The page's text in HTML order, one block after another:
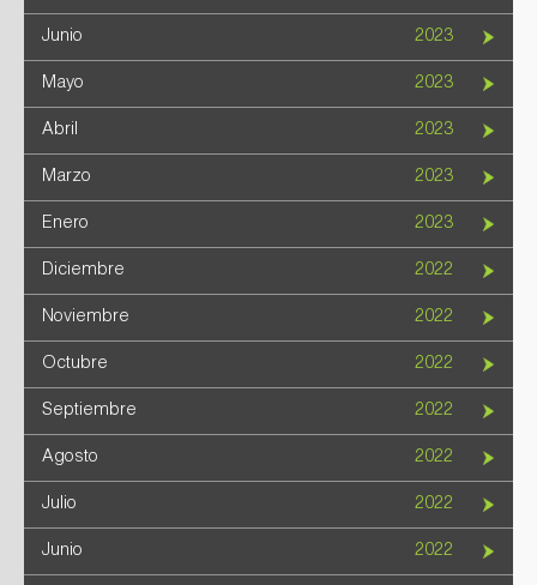
Junio 2023
Mayo 2023
Abril 2023
Marzo 2023
Enero 2023
Diciembre 2022
Noviembre 2022
Octubre 2022
Septiembre 2022
Agosto 2022
Julio 2022
Junio 2022